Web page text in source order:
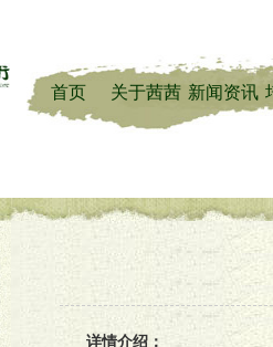
首页 关于茜茜 新闻资讯
详情介绍：